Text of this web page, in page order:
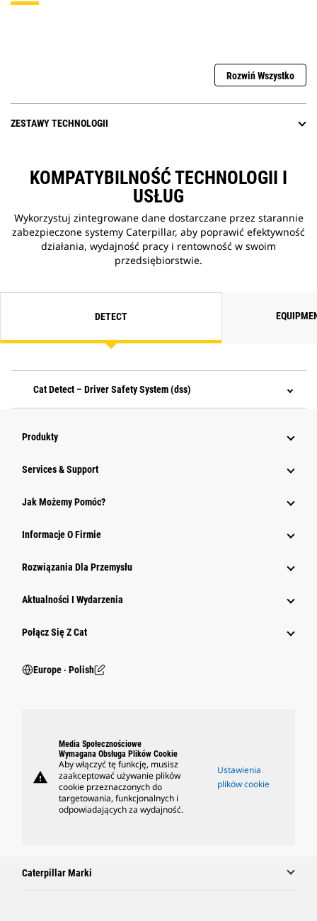
Rozwiń Wszystko
ZESTAWY TECHNOLOGII
KOMPATYBILNOŚĆ TECHNOLOGII I
USŁUG
Wykorzystuj zintegrowane dane dostarczane przez starannie
zabezpieczone systemy Caterpillar, aby poprawić efektywność
działania, wydajność pracy i rentowność w swoim
przedsiębiorstwie.
DETECT
Cat Detect – Driver Safety System (dss)
Produkty
Services & Support
Jak Możemy Pomóc?
Informacje O Firmie
Rozwiązania Dla Przemysłu
Aktualności I Wydarzenia
Połącz Się Z Cat
Europe ‧ Polish
warning
Media Społecznościowe
Wymagana Obsługa Plików Cookie
Aby włączyć tę funkcję, musisz
zaakceptować używanie plików
cookie przeznaczonych do
targetowania, funkcjonalnych i
odpowiadających za wydajność.
Ustawienia
plików cookie
Caterpillar Marki